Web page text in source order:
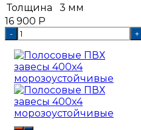
Толщина
3 мм
16 900 Р
- +